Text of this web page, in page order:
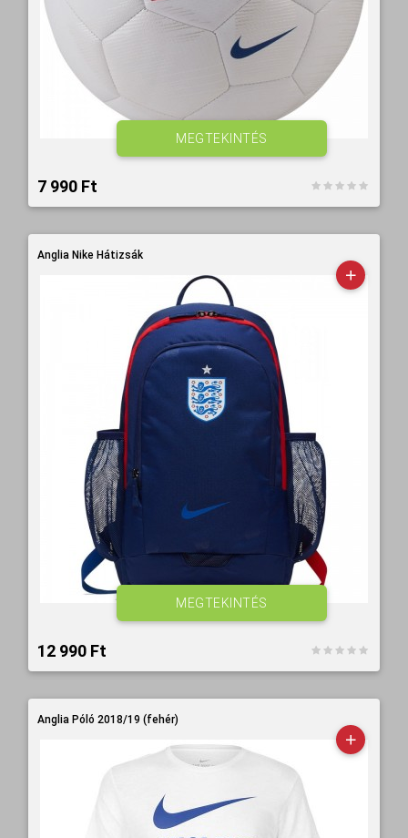
7 990 Ft‎
MEGTEKINTÉS
Anglia Nike Hátizsák
12 990 Ft‎
MEGTEKINTÉS
Anglia Póló 2018/19 (fehér)